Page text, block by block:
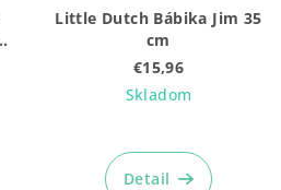
Little Dutch Bábika Jim 35
cm
€15,96
Skladom
hodnotenie
produktu
Detail